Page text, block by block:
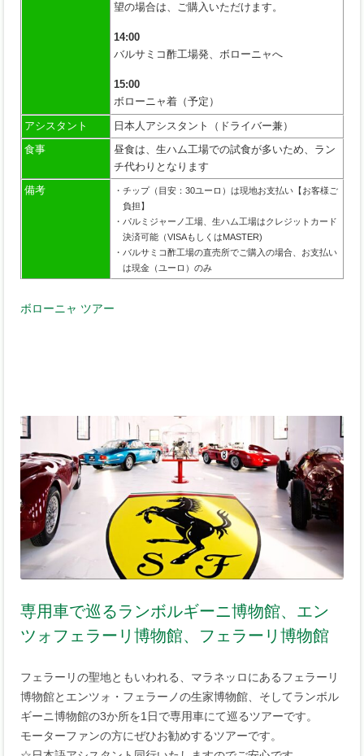
望の場合は、ご購入いただけます。
14:00
バルサミコ酢工場発、ボローニャへ
15:00
ボローニャ着（予定）
アシスタント 日本人アシスタント（ドライバー兼）
食事
昼食は、生ハム工場での試食が多いため、ラン
チ代わりとなります
備考
・チップ（目安：30ユーロ）は現地お支払い【お客様ご
負担】
・パルミジャーノ工場、生ハム工場はクレジットカード
決済可能（VISAもしくはMASTER)
・バルサミコ酢工場の直売所でご購入の場合、お支払い
は現金（ユーロ）のみ
ボローニャ ツアー
専用車で巡るランボルギーニ博物館、エン
ツォフェラーリ博物館、フェラーリ博物館
フェラーリの聖地ともいわれる、マラネッロにあるフェラーリ
博物館とエンツォ・フェラーノの生家博物館、そしてランボル
ギーニ博物館の3か所を1日で専用車にて巡るツアーです。
モーターファンの方にぜひお勧めするツアーです。